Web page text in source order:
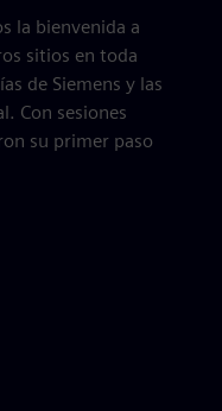
la bienvenida a
sitios en toda
de Siemens y las
Con sesiones
su primer paso